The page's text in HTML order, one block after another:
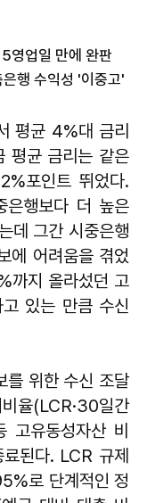
영업일 만에 완판
행 수익성 '이중고'
평균 4%대 금리
평균 금리는 같은
포인트 뛰었다.
은행보다 더 높은
데 그간 시중은행
에 어려움을 겪었
까지 올라섰던 고
있는 만큼 수신
를 위한 수신 조달
율(LCR·30일간
고유동성자산 비
된다. LCR 규제
로 단계적인 정